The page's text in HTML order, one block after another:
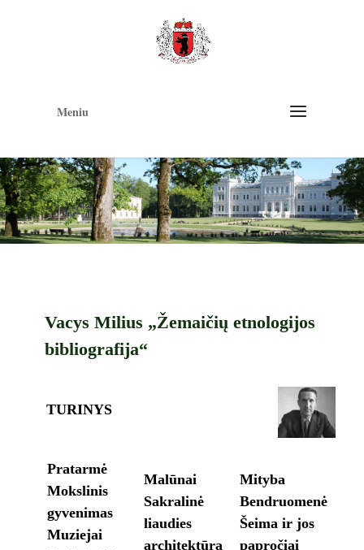
Meniu
Vacys Milius „Žemaičių etnologijos
bibliografija“
TURINYS
Pratarmė
Mokslinis
gyvenimas
Muziejai
Malūnai
Sakralinė
liaudies
architektūra
Mityba
Bendruomenė
Šeima ir jos
papročiai